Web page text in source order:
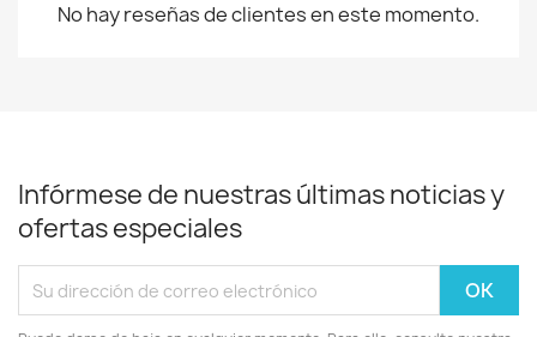
No hay reseñas de clientes en este momento.
Infórmese de nuestras últimas noticias y
ofertas especiales